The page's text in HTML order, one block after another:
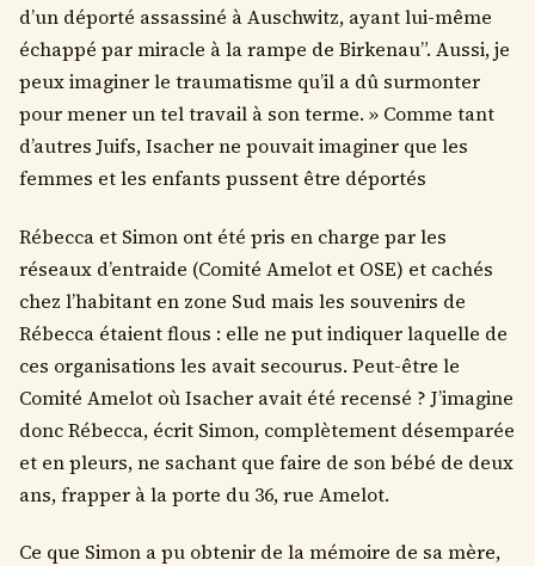
d’un déporté assassiné à Auschwitz, ayant lui-même
échappé par miracle à la rampe de Birkenau”. Aussi, je
peux imaginer le traumatisme qu’il a dû surmonter
pour mener un tel travail à son terme. » Comme tant
d’autres Juifs, Isacher ne pouvait imaginer que les
femmes et les enfants pussent être déportés
Rébecca et Simon ont été pris en charge par les
réseaux d’entraide (Comité Amelot et OSE) et cachés
chez l’habitant en zone Sud mais les souvenirs de
Rébecca étaient flous : elle ne put indiquer laquelle de
ces organisations les avait secourus. Peut-être le
Comité Amelot où Isacher avait été recensé ? J’imagine
donc Rébecca, écrit Simon, complètement désemparée
et en pleurs, ne sachant que faire de son bébé de deux
ans, frapper à la porte du 36, rue Amelot.
Ce que Simon a pu obtenir de la mémoire de sa mère,